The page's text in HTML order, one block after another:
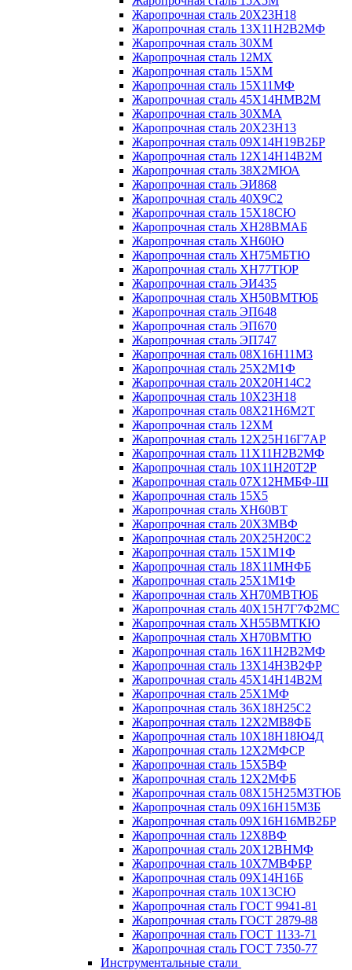
Жаропрочная сталь 20Х23Н18
Жаропрочная сталь 13Х11Н2В2МФ
Жаропрочная сталь 30ХМ
Жаропрочная сталь 12МХ
Жаропрочная сталь 15ХМ
Жаропрочная сталь 15Х11МФ
Жаропрочная сталь 45Х14НМВ2М
Жаропрочная сталь 30ХМА
Жаропрочная сталь 20Х23Н13
Жаропрочная сталь 09Х14Н19В2БР
Жаропрочная сталь 12Х14Н14В2М
Жаропрочная сталь 38Х2МЮА
Жаропрочная сталь ЭИ868
Жаропрочная сталь 40Х9С2
Жаропрочная сталь 15Х18СЮ
Жаропрочная сталь ХН28ВМАБ
Жаропрочная сталь ХН60Ю
Жаропрочная сталь ХН75МБТЮ
Жаропрочная сталь ХН77ТЮР
Жаропрочная сталь ЭИ435
Жаропрочная сталь ХН50ВМТЮБ
Жаропрочная сталь ЭП648
Жаропрочная сталь ЭП670
Жаропрочная сталь ЭП747
Жаропрочная сталь 08Х16Н11М3
Жаропрочная сталь 25Х2М1Ф
Жаропрочная сталь 20Х20Н14С2
Жаропрочная сталь 10Х23Н18
Жаропрочная сталь 08Х21Н6М2Т
Жаропрочная сталь 12ХМ
Жаропрочная сталь 12Х25Н16Г7АР
Жаропрочная сталь 11Х11Н2В2МФ
Жаропрочная сталь 10Х11Н20Т2Р
Жаропрочная сталь 07Х12НМБФ-Ш
Жаропрочная сталь 15Х5
Жаропрочная сталь ХН60ВТ
Жаропрочная сталь 20Х3МВФ
Жаропрочная сталь 20Х25Н20С2
Жаропрочная сталь 15Х1М1Ф
Жаропрочная сталь 18Х11МНФБ
Жаропрочная сталь 25Х1М1Ф
Жаропрочная сталь ХН70МВТЮБ
Жаропрочная сталь 40Х15Н7Г7Ф2МС
Жаропрочная сталь ХН55ВМТКЮ
Жаропрочная сталь ХН70ВМТЮ
Жаропрочная сталь 16Х11Н2В2МФ
Жаропрочная сталь 13Х14Н3В2ФР
Жаропрочная сталь 45Х14Н14В2М
Жаропрочная сталь 25Х1МФ
Жаропрочная сталь 36Х18Н25С2
Жаропрочная сталь 12Х2МВ8ФБ
Жаропрочная сталь 10Х18Н18Ю4Д
Жаропрочная сталь 12Х2МФСР
Жаропрочная сталь 15Х5ВФ
Жаропрочная сталь 12Х2МФБ
Жаропрочная сталь 08Х15Н25М3ТЮБ
Жаропрочная сталь 09Х16Н15М3Б
Жаропрочная сталь 09Х16Н16МВ2БР
Жаропрочная сталь 12Х8ВФ
Жаропрочная сталь 20Х12ВНМФ
Жаропрочная сталь 10Х7МВФБР
Жаропрочная сталь 09Х14Н16Б
Жаропрочная сталь 10Х13СЮ
Жаропрочная сталь ГОСТ 9941-81
Жаропрочная сталь ГОСТ 2879-88
Жаропрочная сталь ГОСТ 1133-71
Жаропрочная сталь ГОСТ 7350-77
Инструментальные стали